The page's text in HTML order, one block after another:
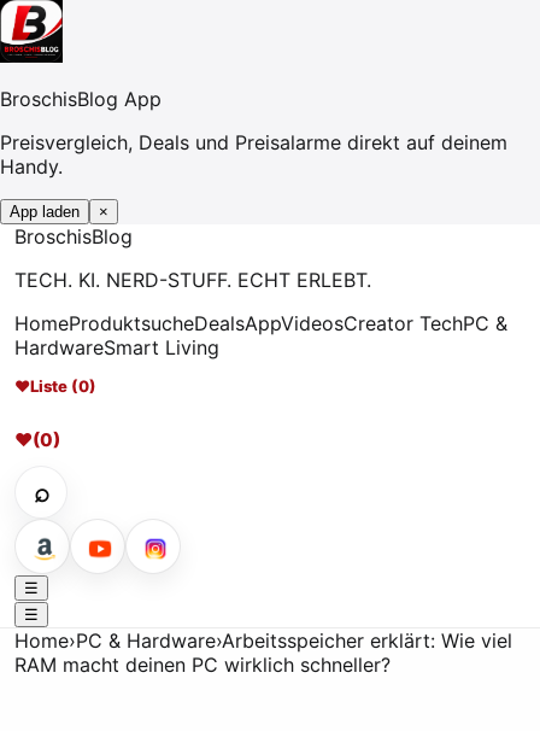
BroschisBlog App
Preisvergleich, Deals und Preisalarme direkt auf deinem
Handy.
App laden ×
BroschisBlog
TECH. KI. NERD-STUFF. ECHT ERLEBT.
HomeProduktsucheDealsAppVideosCreator TechPC &
HardwareSmart Living
♥Liste (0)
♥(0)
⌕
☰
☰
Home›PC & Hardware›Arbeitsspeicher erklärt: Wie viel
RAM macht deinen PC wirklich schneller?